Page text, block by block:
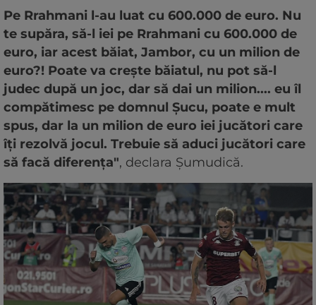
Pe Rrahmani l-au luat cu 600.000 de euro. Nu
te supăra, să-l iei pe Rrahmani cu 600.000 de
euro, iar acest băiat, Jambor, cu un milion de
euro?! Poate va crește băiatul, nu pot să-l
judec după un joc, dar să dai un milion.... eu îl
compătimesc pe domnul Șucu, poate e mult
spus, dar la un milion de euro iei jucători care
îți rezolvă jocul. Trebuie să aduci jucători care
să facă diferența", declara Șumudică.